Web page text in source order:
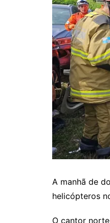
A manhã de
helicópteros
O cantor